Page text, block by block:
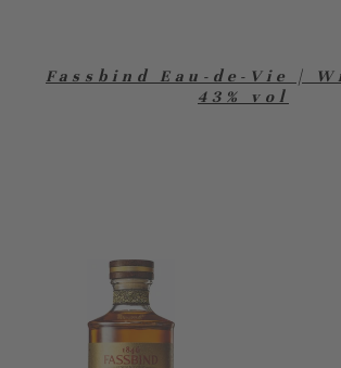
Fassbind Eau-de-Vie |
43% vol